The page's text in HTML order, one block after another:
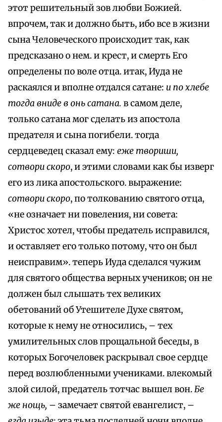
этот решительный зов любви Божией.
впрочем, так и должно быть, ибо все в жизни
сына Человеческого происходит так, как
предсказано о нем. и крест, и смерть Его
определены по воле отца. итак, Иуда не
раскаялся и вполне отдался сатане: и по хлебе
тогда вниде в онь сатана. в самом деле,
только сатана мог сделать из апостола
предателя и сына погибели. тогда
сердцеведец сказал ему: еже твориши,
сотвори скоро, и этими словами как бы изверг
его из лика апостольского. выражение:
сотвори скоро, по толкованию святого отца,
«не означает ни повеления, ни совета:
Христос хотел, чтобы предатель исправился,
и оставляет его только потому, что он был
неисправим». теперь Иуда сделался чужим
для святого общества верных учеников; он не
должен был слышать тех великих
обетований об Утешителе Духе святом,
которые к нему не относились, – тех
умилительных слов прощальной беседы, в
которых Богочеловек раскрывал свое сердце
перед возлюбленными учениками. влекомый
злой силой, предатель тотчас вышел вон.Бе
же нощь, – замечает святой евангелист, –